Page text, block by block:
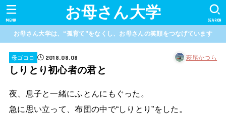
お母さん大学 SEARCH
MENU
お母さん大学は、“孤育て”をなくし、お母さんの笑顔をつなげています
母ゴコロ 2018.08.08 萩尾かつら
しりとり初心者の君と
夜、息子と一緒にふとんにもぐった。
急に思い立って、布団の中で“しりとり”をした。